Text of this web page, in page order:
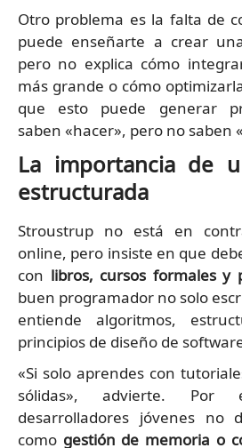
Otro problema es la falta de
puede enseñarte a crear
pero no explica cómo
más grande o cómo
que esto puede generar
saben «hacer», pero no saben
La importancia de
estructurada
Stroustrup no está en
online, pero insiste en que
con libros, cursos formales y
buen programador no solo
entiende algoritmos,
principios de diseño de
«Si solo aprendes con
sólidas», advierte. Por
desarrolladores jóvenes no
como gestión de memoria o